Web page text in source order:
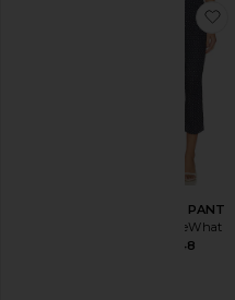
БРЮКИ PANT
WeWoreWhat
$148